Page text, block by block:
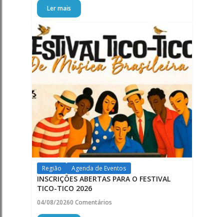
Ler mais
Região Agenda de Eventos
INSCRIÇÕES ABERTAS PARA O FESTIVAL
TICO-TICO 2026
04/08/20260 Comentários